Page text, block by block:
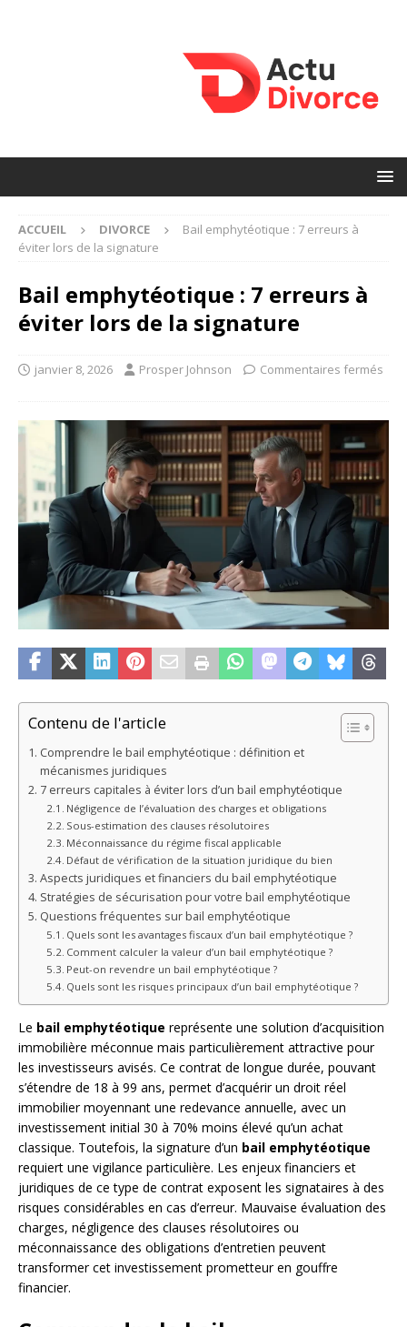
ACCUEIL DIVORCE
Bail emphytéotique : 7 erreurs à
éviter lors de la signature
Bail emphytéotique : 7 erreurs à
éviter lors de la signature
janvier 8, 2026 Prosper Johnson Commentaires fermés
Contenu de l'article
Comprendre le bail emphytéotique : définition et
mécanismes juridiques
7 erreurs capitales à éviter lors d’un bail emphytéotique
Négligence de l’évaluation des charges et obligations
Sous-estimation des clauses résolutoires
Méconnaissance du régime fiscal applicable
Défaut de vérification de la situation juridique du bien
Aspects juridiques et financiers du bail emphytéotique
Stratégies de sécurisation pour votre bail emphytéotique
Questions fréquentes sur bail emphytéotique
Quels sont les avantages fiscaux d’un bail emphytéotique ?
Comment calculer la valeur d’un bail emphytéotique ?
Peut-on revendre un bail emphytéotique ?
Quels sont les risques principaux d’un bail emphytéotique ?
Le bail emphytéotique représente une solution d’acquisition
immobilière méconnue mais particulièrement attractive pour
les investisseurs avisés. Ce contrat de longue durée, pouvant
s’étendre de 18 à 99 ans, permet d’acquérir un droit réel
immobilier moyennant une redevance annuelle, avec un
investissement initial 30 à 70% moins élevé qu’un achat
classique. Toutefois, la signature d’un bail emphytéotique
requiert une vigilance particulière. Les enjeux financiers et
juridiques de ce type de contrat exposent les signataires à des
risques considérables en cas d’erreur. Mauvaise évaluation des
charges, négligence des clauses résolutoires ou
méconnaissance des obligations d’entretien peuvent
transformer cet investissement prometteur en gouffre
financier.